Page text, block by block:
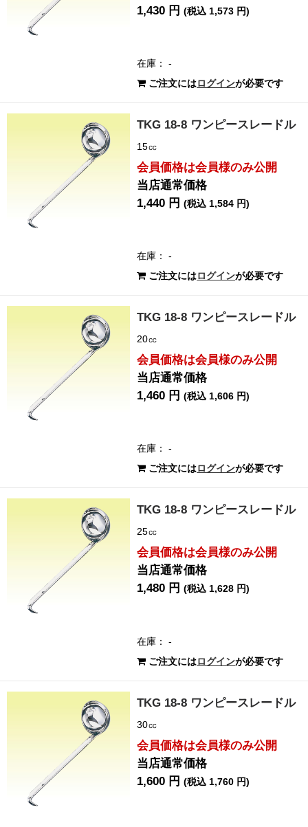
1,430 円(税込 1,573 円)
在庫： -
ご注文にはログインが必要です
TKG 18-8 ワンピースレードル
15㏄
会員価格は会員様のみ公開
当店通常価格
1,440 円(税込 1,584 円)
在庫： -
ご注文にはログインが必要です
TKG 18-8 ワンピースレードル
20㏄
会員価格は会員様のみ公開
当店通常価格
1,460 円(税込 1,606 円)
在庫： -
ご注文にはログインが必要です
TKG 18-8 ワンピースレードル
25㏄
会員価格は会員様のみ公開
当店通常価格
1,480 円(税込 1,628 円)
在庫： -
ご注文にはログインが必要です
TKG 18-8 ワンピースレードル
30㏄
会員価格は会員様のみ公開
当店通常価格
1,600 円(税込 1,760 円)